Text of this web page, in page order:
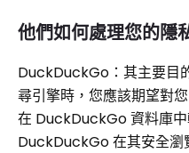
他們如何處理您的隱
DuckDuckGo：其主要目
尋引擎時，您應該期望對
在 DuckDuckGo 資料庫中
DuckDuckGo 在其安全瀏